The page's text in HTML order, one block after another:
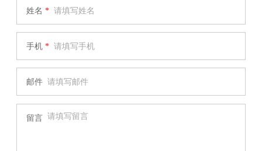
姓名 *
手机 *
邮件
留言